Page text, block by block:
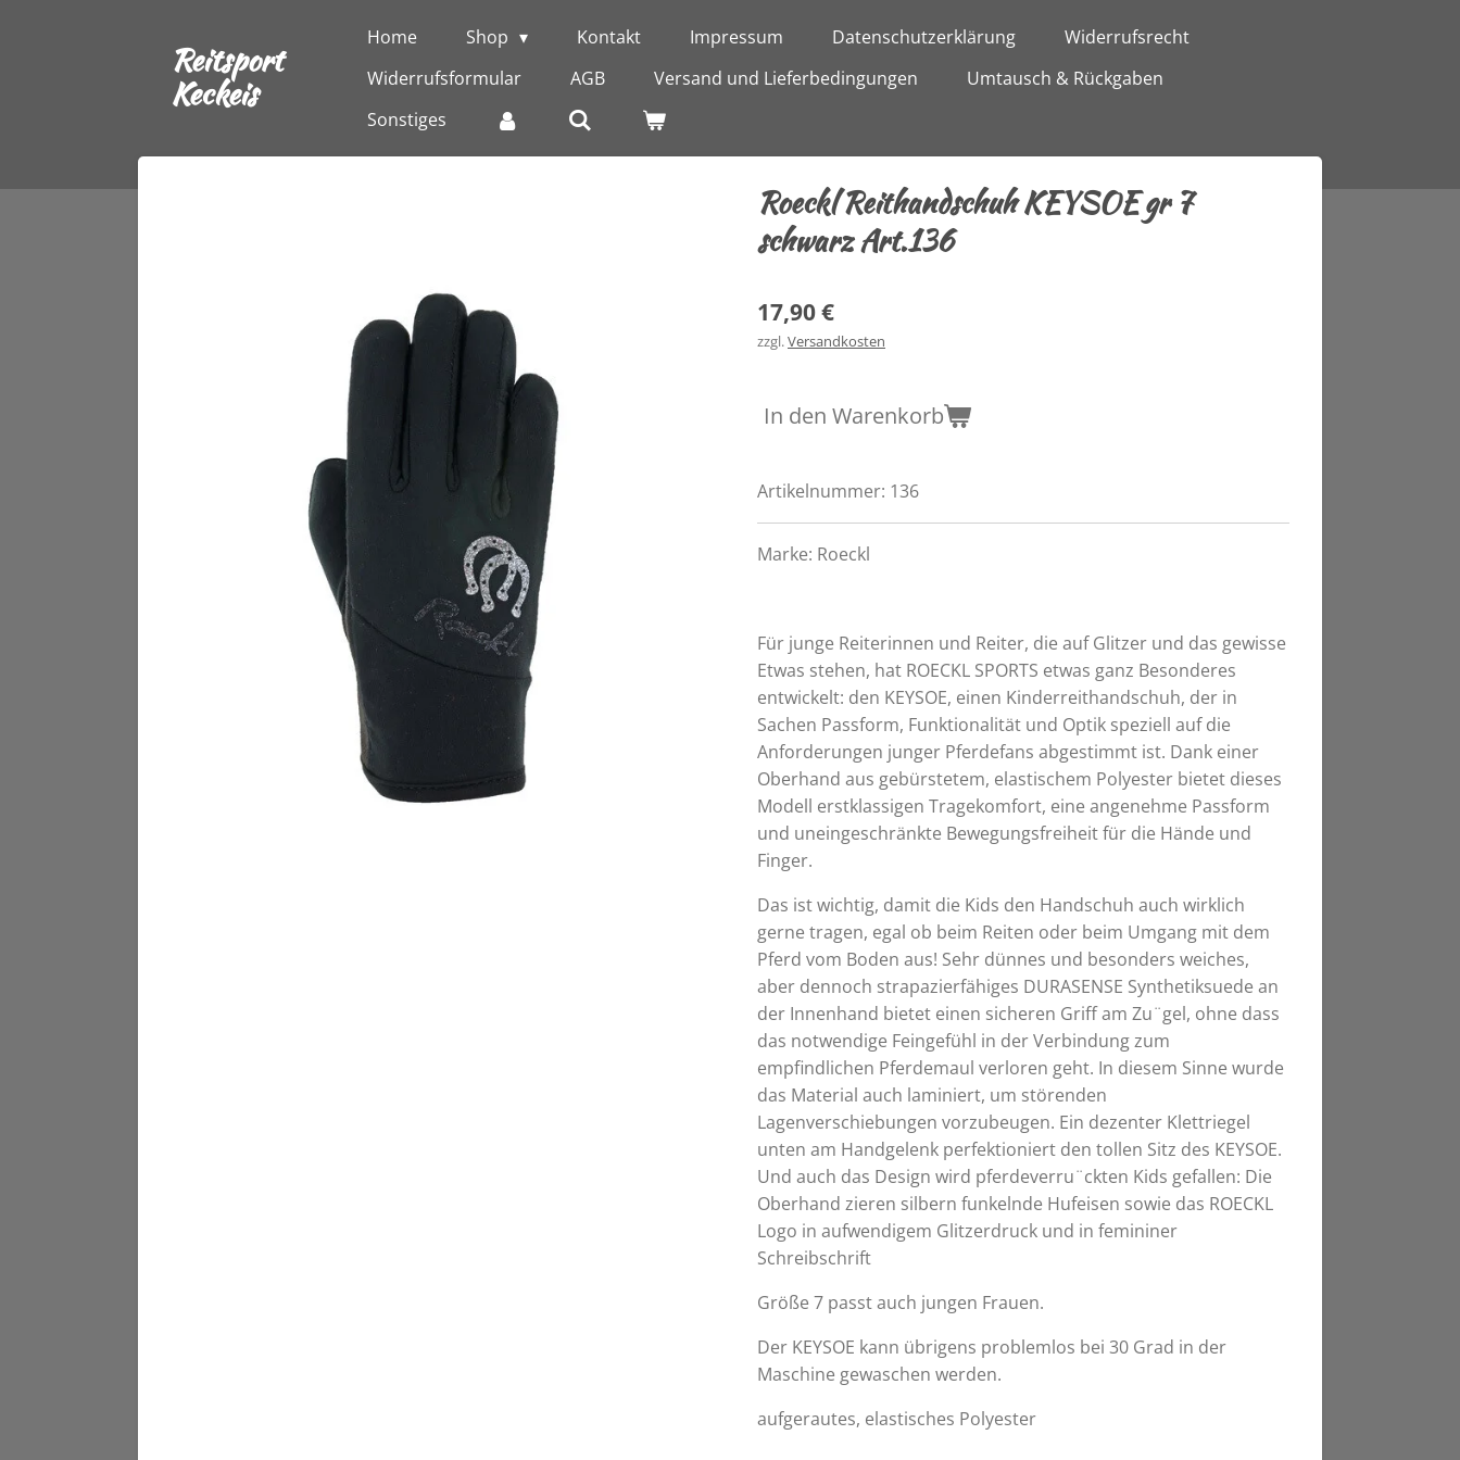
Reitsport
Keckeis
Home Shop Kontakt Impressum Datenschutzerklärung
Widerrufsrecht
Widerrufsformular
AGB Versand und Lieferbedingungen
Umtausch & Rückgaben
Sonstiges
Roeckl Reithandschuh KEYSOE gr 7
schwarz Art.136
17,90 €
zzgl.Versandkosten
In den Warenkorb
Artikelnummer: 136
Marke: Roeckl
Für junge Reiterinnen und Reiter, die auf Glitzer und das gewisse
Etwas stehen, hat ROECKL SPORTS etwas ganz Besonderes
entwickelt: den KEYSOE, einen Kinderreithandschuh, der in
Sachen Passform, Funktionalität und Optik speziell auf die
Anforderungen junger Pferdefans abgestimmt ist. Dank einer
Oberhand aus gebürstetem, elastischem Polyester bietet dieses
Modell erstklassigen Tragekomfort, eine angenehme Passform
und uneingeschränkte Bewegungsfreiheit für die Hände und
Finger.
Das ist wichtig, damit die Kids den Handschuh auch wirklich
gerne tragen, egal ob beim Reiten oder beim Umgang mit dem
Pferd vom Boden aus! Sehr dünnes und besonders weiches,
aber dennoch strapazierfähiges DURASENSE Synthetiksuede an
der Innenhand bietet einen sicheren Griff am Zu¨gel, ohne dass
das notwendige Feingefühl in der Verbindung zum
empfindlichen Pferdemaul verloren geht. In diesem Sinne wurde
das Material auch laminiert, um störenden
Lagenverschiebungen vorzubeugen. Ein dezenter Klettriegel
unten am Handgelenk perfektioniert den tollen Sitz des KEYSOE.
Und auch das Design wird pferdeverru¨ckten Kids gefallen: Die
Oberhand zieren silbern funkelnde Hufeisen sowie das ROECKL
Logo in aufwendigem Glitzerdruck und in femininer
Schreibschrift
Größe 7 passt auch jungen Frauen.
Der KEYSOE kann übrigens problemlos bei 30 Grad in der
Maschine gewaschen werden.
aufgerautes, elastisches Polyester